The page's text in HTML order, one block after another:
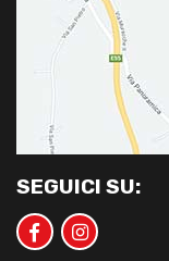
SEGUICI SU: